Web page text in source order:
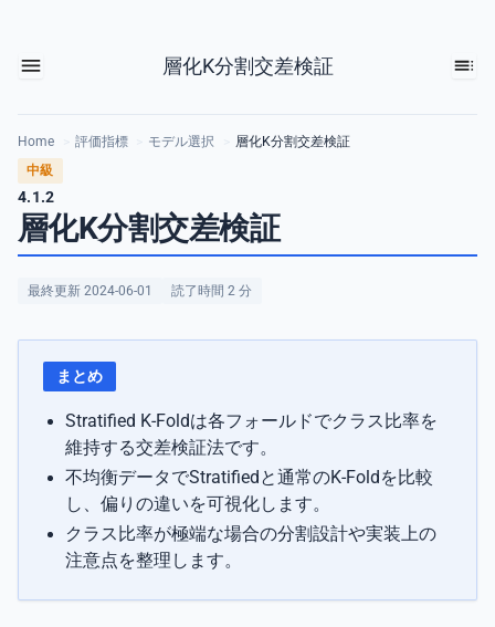
層化K分割交差検証
Home 評価指標 モデル選択
層化K分割交差検証
中級
4.1.2
層化K分割交差検証
最終更新 2024-06-01 読了時間 2 分
まとめ
Stratified K-Foldは各フォールドでクラス比率を
維持する交差検証法です。
不均衡データでStratifiedと通常のK-Foldを比較
し、偏りの違いを可視化します。
クラス比率が極端な場合の分割設計や実装上の
注意点を整理します。